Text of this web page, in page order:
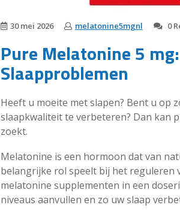
30 mei 2026 melatonine5mgnl 0
Pure Melatonine 5
Slaapproblemen
Heeft u moeite met slapen? Bent u op
slaapkwaliteit te verbeteren? Dan kan
zoekt.
Melatonine is een hormoon dat van
belangrijke rol speelt bij het reguleren
melatonine supplementen in een
niveaus aanvullen en zo uw slaap